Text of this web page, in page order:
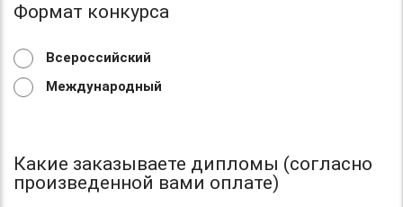
Формат конкурса
Всероссийский
Международный
Какие заказываете дипломы (согласно
произведенной вами оплате)